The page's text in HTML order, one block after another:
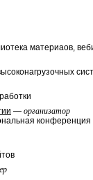
материаов,
— организатор
конференция